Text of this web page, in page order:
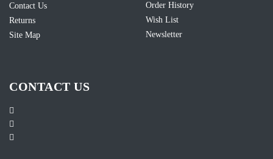
Contact Us
Returns
Site Map
Order History
Wish List
Newsletter
CONTACT US